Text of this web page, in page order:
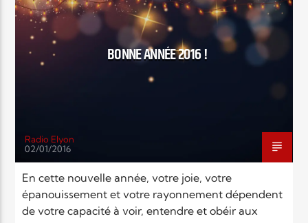
TITRE
ARTISTE
Radio Elyon
BONNE ANNÉE 2016 !
Radio Elyon
02/01/2016
En cette nouvelle année, votre joie, votre
épanouissement et votre rayonnement dépendent
de votre capacité à voir, entendre et obéir aux